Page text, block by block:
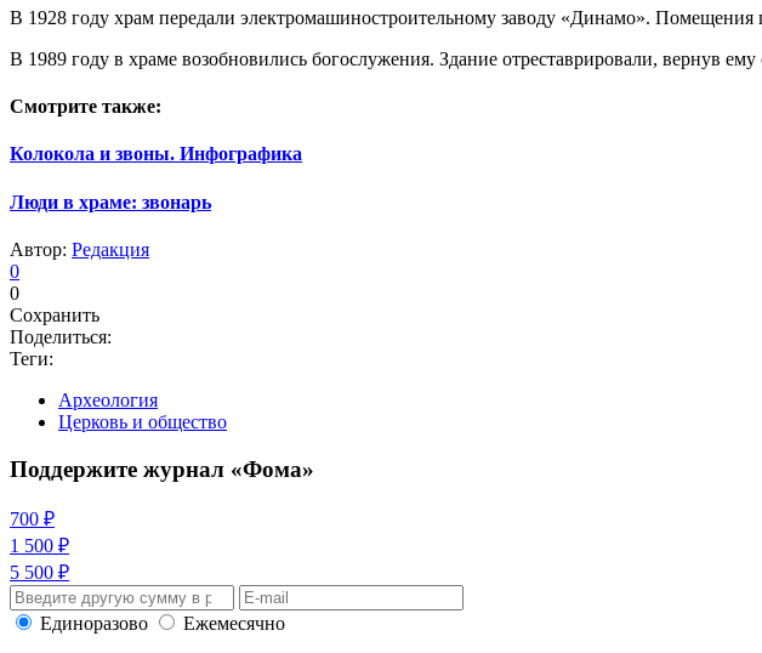
В 1928 году храм передали электромашиностроительному заводу «Динамо».
В 1989 году в храме возобновились богослужения. Здание отреставрировали, вернув
Смотрите также:
Колокола и звоны. Инфографика
Люди в храме: звонарь
Автор: Редакция
0
0
Сохранить
Поделиться:
Теги:
Археология
Церковь и общество
Поддержите журнал «Фома»
700 ₽
1 500 ₽
5 500 ₽
Единоразово
Ежемесячно